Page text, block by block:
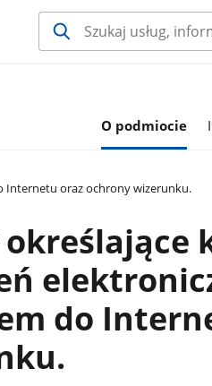
O podmiocie
Internetu oraz ochrony wizerunku.
określające
do